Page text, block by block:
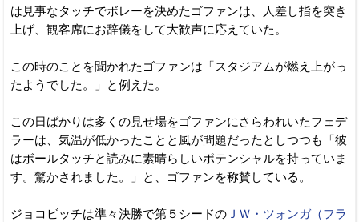
は見事なタッチでボレーを決めたゴファンは、人差し指を突き
上げ、観客席にお辞儀をして大歓声に応えていた。
この時のことを聞かれたゴファンは「スタジアムが燃え上がっ
たようでした。」と例えた。
この日ばかりは多くの見せ場をゴファンにさらわれいたフェデ
ラーは、気温が低かったことと風が問題だったとしつつも「彼
はボールタッチと読みに素晴らしいポテンシャルを持っていま
す。驚かされました。」と、ゴファンを称賛している。
ジョコビッチは準々決勝で第５シードの ＪＷ・ツォンガ（フラ